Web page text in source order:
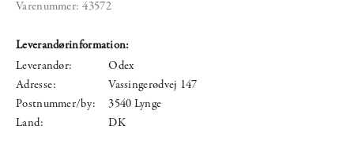
Varenummer: 43572
Leverandørinformation:
Leverandør:
Odex
Adresse:
Vassingerødvej 147
Postnummer/by:
3540 Lynge
Land:
DK